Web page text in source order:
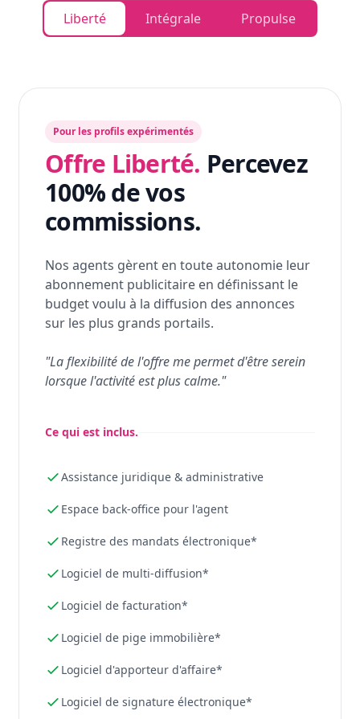
Liberté Intégrale Propulse
Pour les profils expérimentés
Offre Liberté. Percevez
100% de vos
commissions.
Nos agents gèrent en toute autonomie leur
abonnement publicitaire en définissant le
budget voulu à la diffusion des annonces
sur les plus grands portails.
"La flexibilité de l'offre me permet d'être serein
lorsque l'activité est plus calme."
Ce qui est inclus.
Assistance juridique & administrative
Espace back-office pour l'agent
Registre des mandats électronique*
Logiciel de multi-diffusion*
Logiciel de facturation*
Logiciel de pige immobilière*
Logiciel d'apporteur d'affaire*
Logiciel de signature électronique*